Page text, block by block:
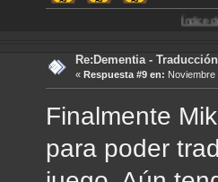
Índice de
Re:Dementia -
« Respuesta #9 en: Noviembre
Finalmente
para poder